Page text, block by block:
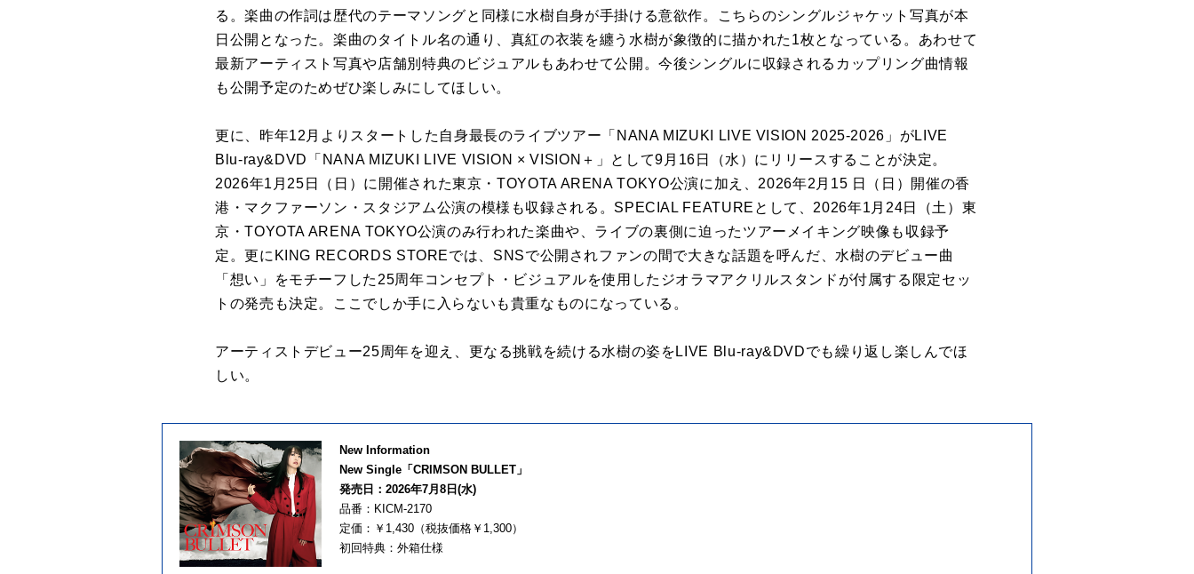
る。楽曲の作詞は歴代のテーマソングと同様に水樹自身が手掛ける意欲作。こちらのシングルジャケット写真が本
日公開となった。楽曲のタイトル名の通り、真紅の衣装を纏う水樹が象徴的に描かれた1枚となっている。あわせて
最新アーティスト写真や店舗別特典のビジュアルもあわせて公開。今後シングルに収録されるカップリング曲情報
も公開予定のためぜひ楽しみにしてほしい。
更に、昨年12月よりスタートした自身最長のライブツアー「NANA MIZUKI LIVE VISION 2025-2026」がLIVE
Blu-ray&DVD「NANA MIZUKI LIVE VISION × VISION＋」として9月16日（水）にリリースすることが決定。
2026年1月25日（日）に開催された東京・TOYOTA ARENA TOKYO公演に加え、2026年2月15 日（日）開催の香
港・マクファーソン・スタジアム公演の模様も収録される。SPECIAL FEATUREとして、2026年1月24日（土）東
京・TOYOTA ARENA TOKYO公演のみ行われた楽曲や、ライブの裏側に迫ったツアーメイキング映像も収録予
定。更にKING RECORDS STOREでは、SNSで公開されファンの間で大きな話題を呼んだ、水樹のデビュー曲
「想い」をモチーフした25周年コンセプト・ビジュアルを使用したジオラマアクリルスタンドが付属する限定セッ
トの発売も決定。ここでしか手に入らないも貴重なものになっている。
アーティストデビュー25周年を迎え、更なる挑戦を続ける水樹の姿をLIVE Blu-ray&DVDでも繰り返し楽しんでほ
しい。
New Information
New Single「CRIMSON BULLET」
発売日：2026年7月8日(水)
品番：KICM-2170
定価：￥1,430（税抜価格￥1,300）
初回特典：外箱仕様